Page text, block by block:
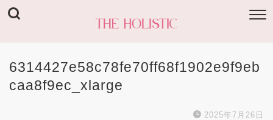
6314427e58c78fe70ff68f1902e9f9eb
caa8f9ec_xlarge
2025年7月26日